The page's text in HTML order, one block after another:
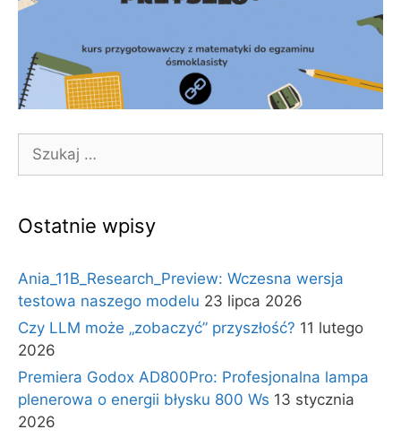
Ostatnie wpisy
Ania_11B_Research_Preview: Wczesna wersja
testowa naszego modelu 23 lipca 2026
Czy LLM może „zobaczyć” przyszłość? 11 lutego
2026
Premiera Godox AD800Pro: Profesjonalna lampa
plenerowa o energii błysku 800 Ws 13 stycznia
2026